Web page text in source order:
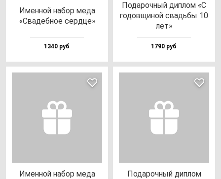
Имен­ной на­бор ме­да
«Сва­деб­ное сер­дце»
1340 руб
Пода­роч­ный дип­лом «С
го­дов­щи­ной свадь­бы 10
лет»
1790 руб
Имен­ной на­бор ме­да
Пода­роч­ный дип­лом